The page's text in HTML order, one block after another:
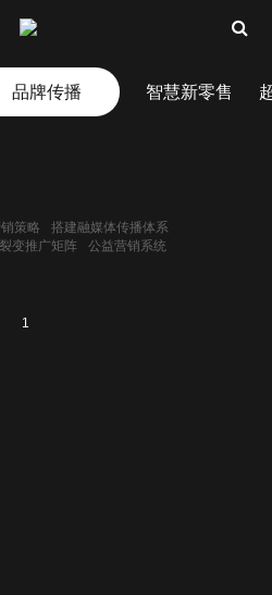
策略
搭建融媒体传播体系
裂变推广矩阵 公益营销系统
1
品牌传播 智慧新零售